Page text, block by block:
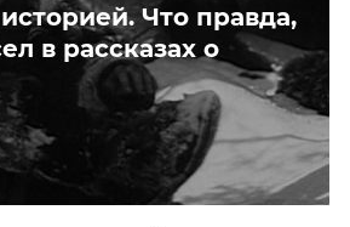
Что правда,
в рассказах о